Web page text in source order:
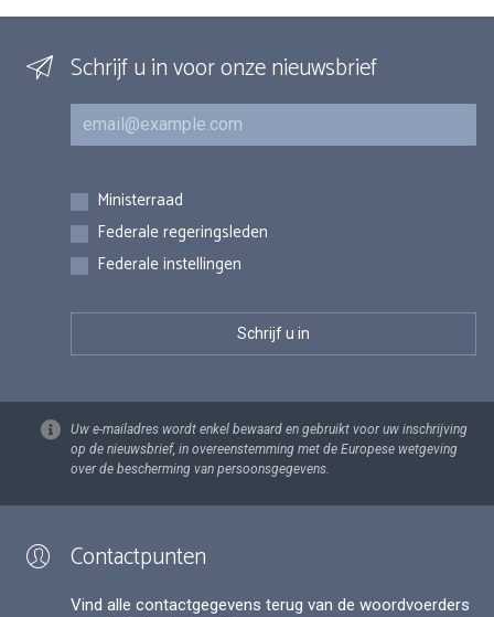
Schrijf u in voor onze nieuwsbrief
E-mail
Inschrijvingen
Ministerraad
Federale regeringsleden
Federale instellingen
Uw e-mailadres wordt enkel bewaard en gebruikt voor uw inschrijving
op de nieuwsbrief, in overeenstemming met de Europese wetgeving
over de bescherming van persoonsgegevens.
Contactpunten
Vind alle contactgegevens terug van de woordvoerders